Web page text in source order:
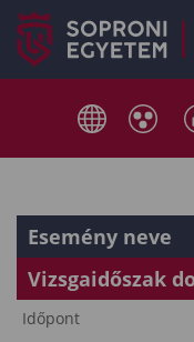
Esemény neve
Vizsgaidőszak
Időpont